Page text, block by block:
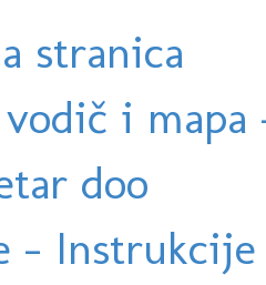
stranica
i
doo
-